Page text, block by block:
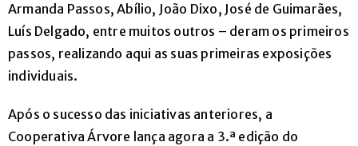
+351
076
010
Armanda Passos, Abílio, João Dixo, José de Guimarães,
Luís Delgado, entre muitos outros – deram os primeiros
passos, realizando aqui as suas primeiras exposições
individuais.
Após o sucesso das iniciativas anteriores, a
Cooperativa Árvore lança agora a 3.ª edição do